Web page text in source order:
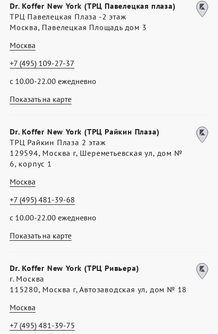
Показать на карте
Dr. Koffer New York (ТРЦ Павелецкая плаза)
ТРЦ Павелецкая Плаза -2 этаж
Москва, Павелецкая Площадь дом 3
Москва
с 10.00-22.00 ежедневно
+7 (495) 109-27-37
Показать на карте
Dr. Koffer New York (ТРЦ Райкин Плаза)
ТРЦ Райкин Плаза 2 этаж
129594, Москва г, Шереметьевская ул, дом №
6, корпус 1
Москва
с 10.00-22.00 ежедневно
+7 (495) 481-39-68
Dr. Koffer New York (ТРЦ Ривьера)
г. Москва
115280, Москва г, Автозаводская ул, дом № 18
Москва
+7 (495) 481-39-75